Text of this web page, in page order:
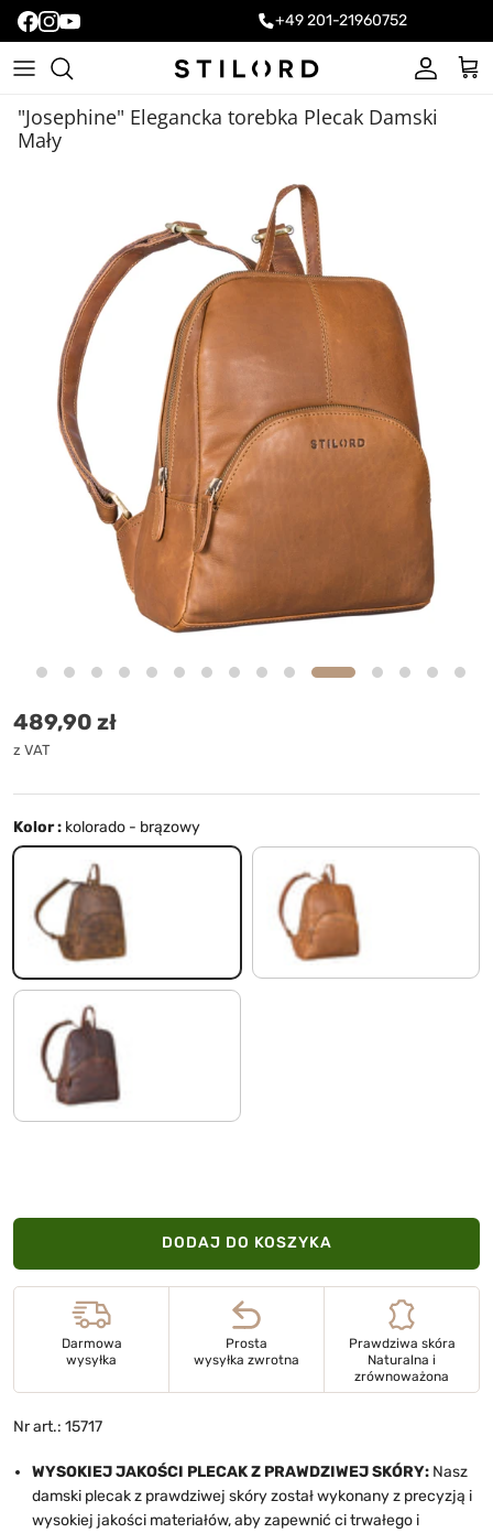
+49 201-21960752
Konto
"Josephine" Elegancka torebka Plecak Damski
Mały
Cena standardowa
489,90 zł
z VAT
Kolor : kolorado - brązowy
kolorado - brązowy koniakowy brąz
koniakowy - ciemnobrązowy
DODAJ DO KOSZYKA
Darmowa
wysyłka
Prosta
wysyłka zwrotna
Prawdziwa skóra
Naturalna i
zrównoważona
Nr art.: 15717
WYSOKIEJ JAKOŚCI PLECAK Z PRAWDZIWEJ SKÓRY: Nasz
damski plecak z prawdziwej skóry został wykonany z precyzją i
wysokiej jakości materiałów, aby zapewnić ci trwałego i